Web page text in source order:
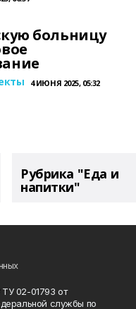
больницу
4 ИЮНЯ 2025, 05:32
Рубрика "Еда и
напитки"
02-01793 от
службы по